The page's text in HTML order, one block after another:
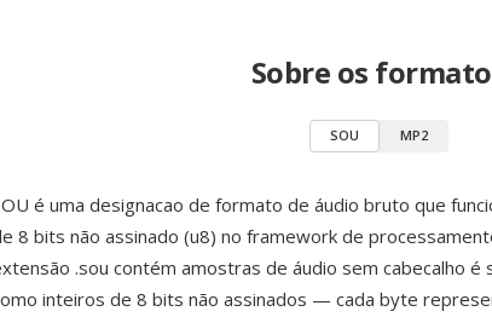
Sobre os
SOU MP2
é uma designacao de formato de áudio bruto que
8 bits não assinado (u8) no framework de
.sou contém amostras de áudio sem cabecalho é
inteiros de 8 bits não assinados — cada byte